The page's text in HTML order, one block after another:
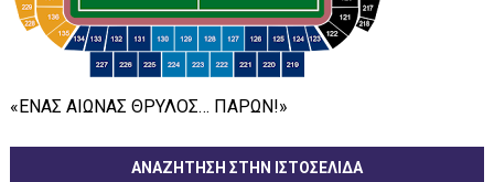
«ΕΝΑΣ ΑΙΩΝΑΣ ΘΡΥΛΟΣ… ΠΑΡΩΝ!»
ΑΝΑΖΗΤΗΣΗ ΣΤΗΝ ΙΣΤΟΣΕΛΙΔΑ